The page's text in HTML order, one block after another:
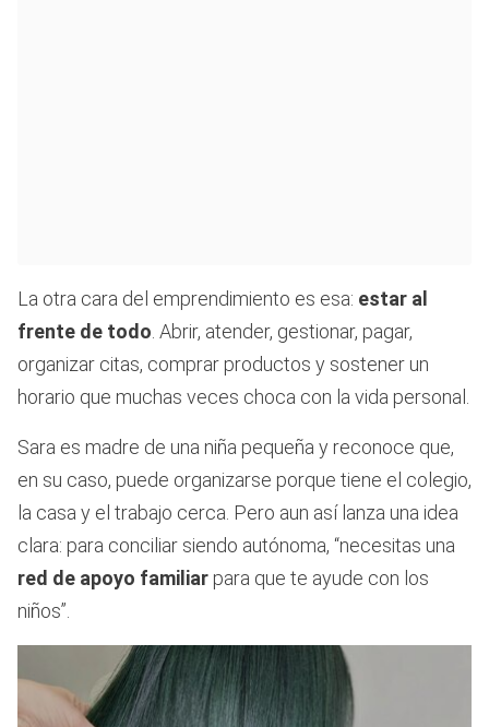
La otra cara del emprendimiento es esa: estar al
frente de todo. Abrir, atender, gestionar, pagar,
organizar citas, comprar productos y sostener un
horario que muchas veces choca con la vida personal.
Sara es madre de una niña pequeña y reconoce que,
en su caso, puede organizarse porque tiene el colegio,
la casa y el trabajo cerca. Pero aun así lanza una idea
clara: para conciliar siendo autónoma, “necesitas una
red de apoyo familiar para que te ayude con los
niños”.